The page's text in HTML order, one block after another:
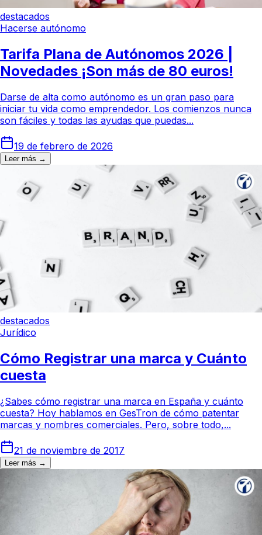
destacados
Hacerse autónomo
Tarifa Plana de Autónomos 2026 |
Novedades ¡Son más de 80 euros!
Darse de alta como autónomo es un gran paso para
iniciar tu vida como emprendedor. Los comienzos nunca
son fáciles y todas las ayudas que puedas...
19 de febrero de 2026
Leer más →
destacados
Jurídico
Cómo Registrar una marca y Cuánto
cuesta
¿Sabes cómo registrar una marca en España y cuánto
cuesta? Hoy hablamos en GesTron de cómo patentar
marcas y nombres comerciales. Pero, sobre todo,...
21 de noviembre de 2017
Leer más →